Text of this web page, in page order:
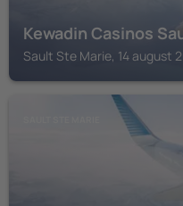
Kewadin Casinos
Sault Ste Marie, 14 august